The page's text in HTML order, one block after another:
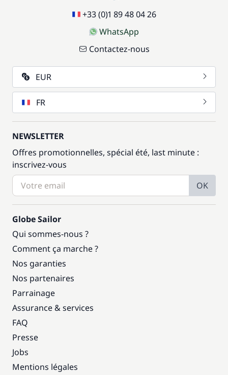
+33 (0)1 89 48 04 26
WhatsApp
Contactez-nous
EUR
FR
NEWSLETTER
Offres promotionnelles, spécial été, last minute :
inscrivez-vous
OK
Globe Sailor
Qui sommes-nous ?
Comment ça marche ?
Nos garanties
Nos partenaires
Parrainage
Assurance & services
FAQ
Presse
Jobs
Mentions légales